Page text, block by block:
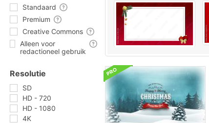
Standaard
Premium
Creative Commons
Alleen voor
redactioneel gebruik
Resolutie
SD
HD - 720
HD - 1080
4K